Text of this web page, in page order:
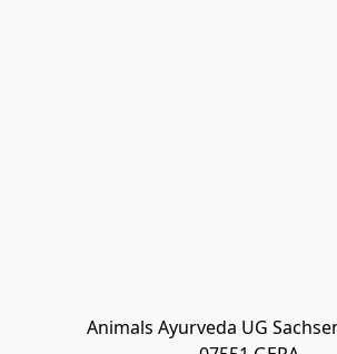
Animals Ayurveda UG